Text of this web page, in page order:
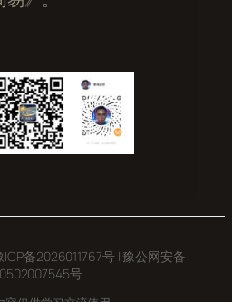
ICP备2026011767号| 豫公网安备
号